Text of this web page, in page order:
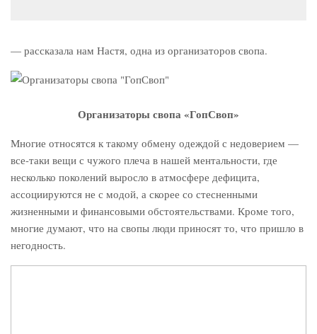
— рассказала нам Настя, одна из организаторов свопа.
Организаторы свопа «ГопСвоп»
Многие относятся к такому обмену одеждой с недоверием —
все-таки вещи с чужого плеча в нашей ментальности, где
несколько поколений выросло в атмосфере дефицита,
ассоциируются не с модой, а скорее со стесненными
жизненными и финансовыми обстоятельствами. Кроме того,
многие думают, что на свопы люди приносят то, что пришло в
негодность.